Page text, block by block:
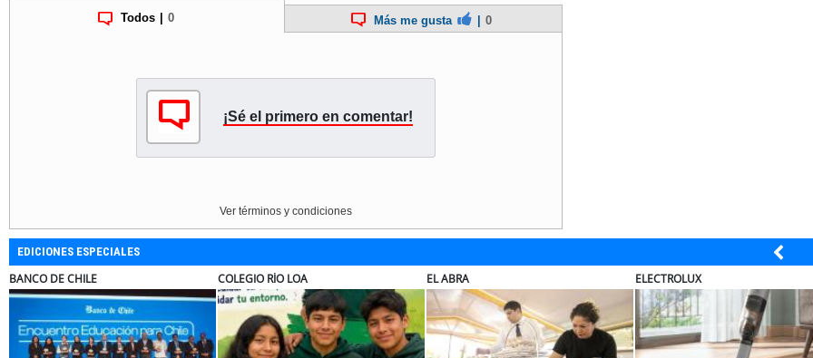
Todos 0 Más me gusta 0
¡Sé el primero en comentar!
Ver términos y condiciones
EDICIONES ESPECIALES
DE CHILE COLEGIO RÍO LOA EL ABRA ELECTROLUX